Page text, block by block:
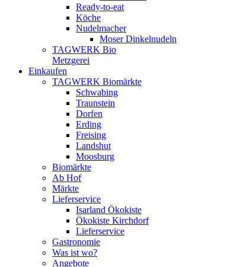
Ready-to-eat
Köche
Nudelmacher
Moser Dinkelnudeln
TAGWERK Bio
Metzgerei
Einkaufen
TAGWERK Biomärkte
Schwabing
Traunstein
Dorfen
Erding
Freising
Landshut
Moosburg
Biomärkte
Ab Hof
Märkte
Lieferservice
Isarland Ökokiste
Ökokiste Kirchdorf
Lieferservice
Gastronomie
Was ist wo?
Angebote